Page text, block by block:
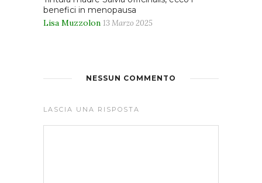
benefici in menopausa
Lisa Muzzolon 13 Marzo 2025
NESSUN COMMENTO
LASCIA UNA RISPOSTA